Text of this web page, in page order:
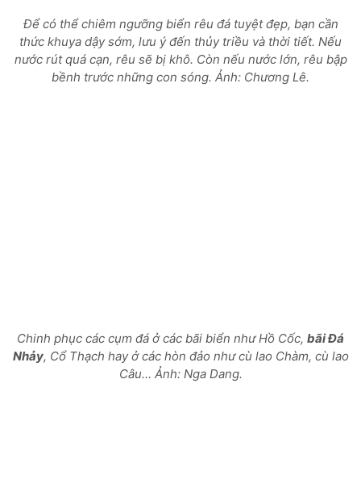
Để có thể chiêm ngưỡng biển rêu đá tuyệt đẹp, bạn cần
thức khuya dậy sớm, lưu ý đến thủy triều và thời tiết. Nếu
nước rút quá cạn, rêu sẽ bị khô. Còn nếu nước lớn, rêu bập
bềnh trước những con sóng. Ảnh: Chương Lê.
Chinh phục các cụm đá ở các bãi biển như Hồ Cốc, bãi Đá
Nhảy, Cổ Thạch hay ở các hòn đảo như cù lao Chàm, cù lao
Câu… Ảnh: Nga Dang.